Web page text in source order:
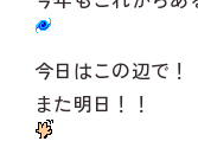
今日はこの辺で！
また明日！！